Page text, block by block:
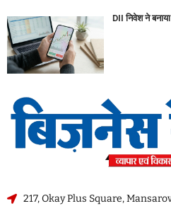
DII निवेश ने
217, Okay Plus Square,